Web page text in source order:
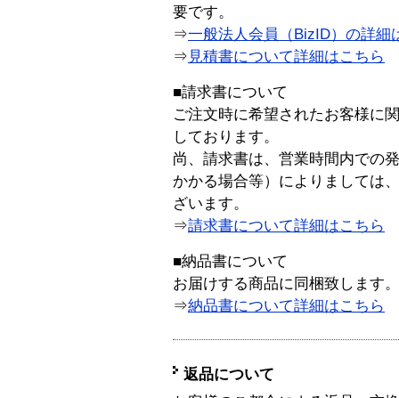
要です。
⇒一般法人会員（BizID）の詳細
⇒ 見積書について詳細はこちら
■請求書について
ご注文時に希望されたお客様に
しております。
尚、請求書は、営業時間内での
かかる場合等）によりましては
ざいます。
⇒請求書について詳細はこちら
■納品書について
お届けする商品に同梱致します。
⇒納品書について詳細はこちら
返品について